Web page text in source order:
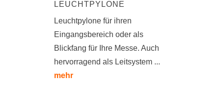
LEUCHTPYLONE
Leuchtpylone für ihren
Eingangsbereich oder als
Blickfang für Ihre Messe. Auch
hervorragend als Leitsystem ...
mehr